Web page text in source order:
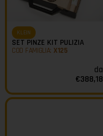
KLEIN
SET PINZE KIT PULIZIA
COD FAMIGLIA: X125
da
€388,18